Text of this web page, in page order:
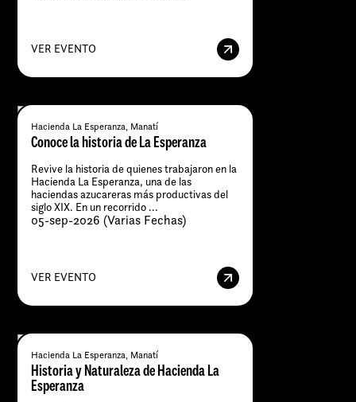
VER EVENTO
Hacienda La Esperanza, Manatí
Conoce la historia de La Esperanza
Revive la historia de quienes trabajaron en la
Hacienda La Esperanza, una de las
haciendas azucareras más productivas del
siglo XIX. En un recorrido ...
05-sep-2026 (Varias Fechas)
VER EVENTO
Hacienda La Esperanza, Manatí
Historia y Naturaleza de Hacienda La
Esperanza